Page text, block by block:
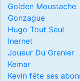
Golden Moustache
Gonzague
Hugo Tout Seul
Inernet
Joueur Du Grenier
Kemar
Kevin fête ses